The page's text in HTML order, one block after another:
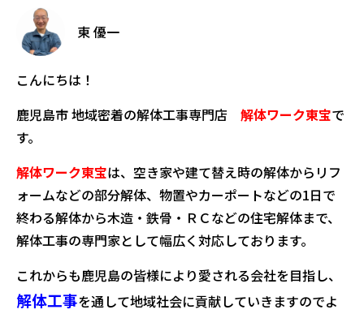
東 優一
こんにちは！
鹿児島市 地域密着の解体工事専門店 解体ワーク東宝で
す。
解体ワーク東宝は、空き家や建て替え時の解体からリフ
ォームなどの部分解体、物置やカーポートなどの1日で
終わる解体から木造・鉄骨・ＲＣなどの住宅解体まで、
解体工事の専門家として幅広く対応しております。
これからも鹿児島の皆様により愛される会社を目指し、
解体工事を通して地域社会に貢献していきますのでよ